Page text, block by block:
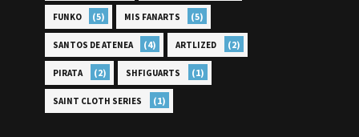
FUNKO (5) MIS FANARTS (5)
SANTOS DE ATENEA (4) ARTLIZED (2)
PIRATA (2) SHFIGUARTS (1)
SAINT CLOTH SERIES (1)